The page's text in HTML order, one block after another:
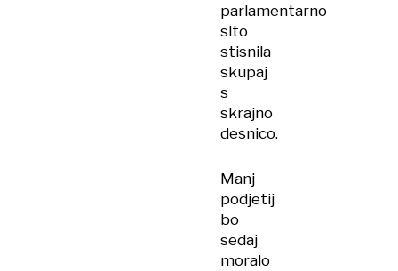
parlamentarno
sito
stisnila
skupaj
s
skrajno
desnico.
Manj
podjetij
bo
sedaj
moralo